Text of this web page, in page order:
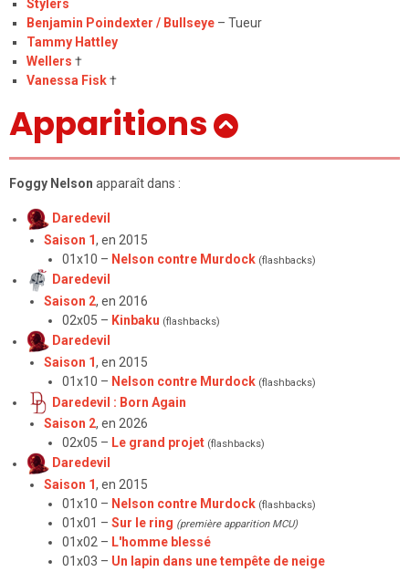
Stylers
Benjamin Poindexter / Bullseye – Tueur
Tammy Hattley
Wellers †
Vanessa Fisk†
Apparitions
Foggy Nelson apparaît dans :
Daredevil
Saison 1, en 2015
01x10 – Nelson contre Murdock (flashbacks)
Daredevil
Saison 2, en 2016
02x05 – Kinbaku (flashbacks)
Daredevil
Saison 1, en 2015
01x10 – Nelson contre Murdock (flashbacks)
Daredevil : Born Again
Saison 2, en 2026
02x05 – Le grand projet (flashbacks)
Daredevil
Saison 1, en 2015
01x10 – Nelson contre Murdock (flashbacks)
01x01 – Sur le ring (première apparition MCU)
01x02 – L'homme blessé
01x03 – Un lapin dans une tempête de neige